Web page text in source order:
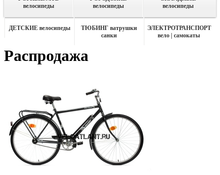
велосипеды
велосипеды
велосипеды
ДЕТСКИЕ велосипеды
ТЮБИНГ ватрушки
санки
ЭЛЕКТРОТРАНСПОРТ
вело | самокаты
Распродажа